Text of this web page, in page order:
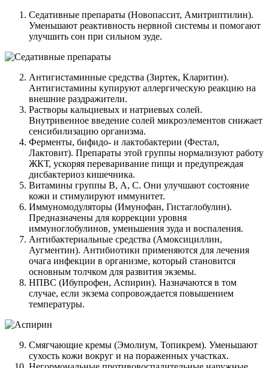
Седативные препараты (Новопассит, Амитриптилин).
Уменьшают реактивность нервной системы и помогают
улучшить сон при сильном зуде.
Антигистаминные средства (Зиртек, Кларитин).
Антигистамины купируют аллергическую реакцию на
внешние раздражители.
Растворы кальциевых и натриевых солей.
Внутривенное введение солей микроэлементов снижает
сенсибилизацию организма.
Ферменты, бифидо- и лактобактерии (Фестал,
Лактовит). Препараты этой группы нормализуют работу
ЖКТ, ускоряя переваривание пищи и предупреждая
дисбактериоз кишечника.
Витамины группы В, А, С. Они улучшают состояние
кожи и стимулируют иммунитет.
Иммуномодуляторы (Имунофан, Гистаглобулин).
Предназначены для коррекции уровня
иммуноглобулинов, уменьшения зуда и воспаления.
Антибактериальные средства (Амоксициллин,
Аугментин). Антибиотики применяются для лечения
очага инфекции в организме, который становится
основным толчком для развития экземы.
НПВС (Ибупрофен, Аспирин). Назначаются в том
случае, если экзема сопровождается повышением
температуры.
Смягчающие кремы (Эмолиум, Топикрем). Уменьшают
сухость кожи вокруг и на пораженных участках.